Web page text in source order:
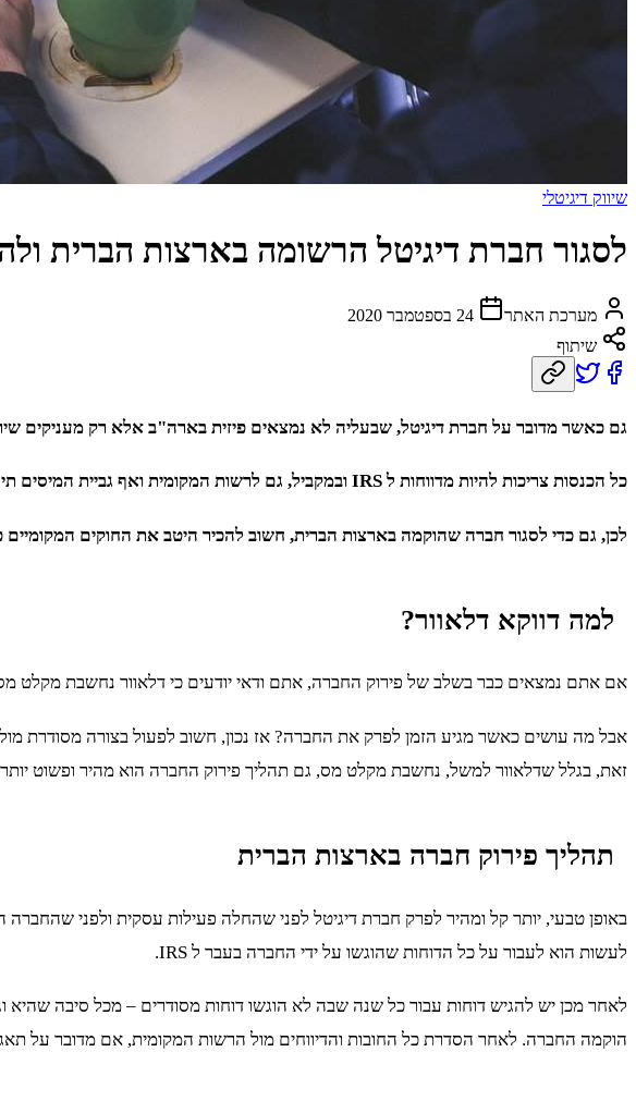
שיווק דיגיטלי
לסגור חברת דיגיטל הרשומה בארצות הברית
מערכת האתר
24 בספטמבר 2020
שיתוף
גם כאשר מדובר על חברת דיגיטל, שבעליה לא נמצאים פיזית בארה"ב אלא רק מעניקים
כל הכנסות צריכות להיות מדווחות ל IRS ובמקביל, גם לרשות המקומית ואף גביית המיסים תיעשה באופן כפול – ברמה הפדרלית כמו גם ברמה המקומית, כאשר לכל מדינה יש חוקי מס משלה, אותם יש להכיר.
לכן, גם כדי לסגור חברה שהוקמה בארצות הברית, חשוב להכיר היטב את החוקים המקומיים
למה דווקא דלאוור?
אם אתם נמצאים כבר בשלב של פירוק החברה, אתם ודאי יודעים כי דלאוור נחשבת מקלט
אבל מה עושים כאשר מגיע הזמן לפרק את החברה? אז נכון, חשוב לפעול בצורה מסודרת
זאת, בגלל שדלאוור למשל, נחשבת מקלט מס, גם תהליך פירוק החברה הוא מהיר ופשוט
תהליך פירוק חברה בארצות הברית
באופן טבעי, יותר קל ומהיר לפרק חברת דיגיטל לפני שהחלה פעילות עסקית ולפני
לעשות הוא לעבור על כל הדוחות שהוגשו על ידי החברה בעבר ל IRS.
לאחר מכן יש להגיש דוחות עבור כל שנה שבה לא הוגשו דוחות מסודרים – מכל סיבה
הוקמה החברה. לאחר הסדרת כל החובות והדיווחים מול הרשות המקומית, אם מדובר על